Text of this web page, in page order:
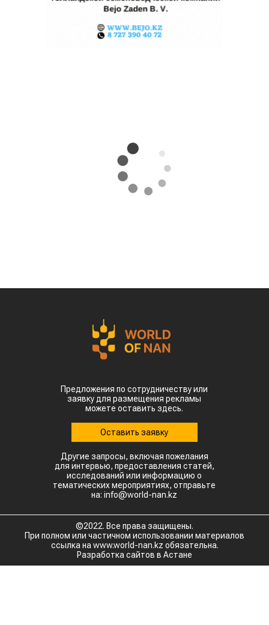
Предложения по сотрудничеству или
заявку для размещения рекламы
можете оставить здесь.
Оставить заявку
Другие запросы, включая пожелания
для интервью, предоставления статей,
исследований или информацию о
тематических мероприятиях, отправьте
на: info@world-nan.kz
©2022. Все права защищены.
При полном или частичном использовании материалов
ссылка на www.world-nan.kz обязательна.
Разработка сайтов в Астане